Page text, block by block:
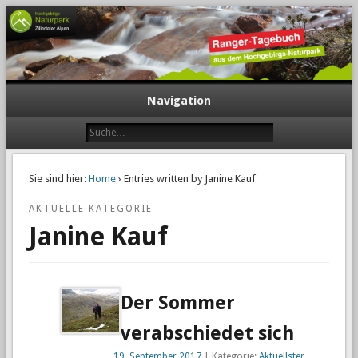
Navigation
Sie sind hier: Home› Entries written by Janine Kauf
AKTUELLE KATEGORIE
Janine Kauf
Der Sommer
verabschiedet sich